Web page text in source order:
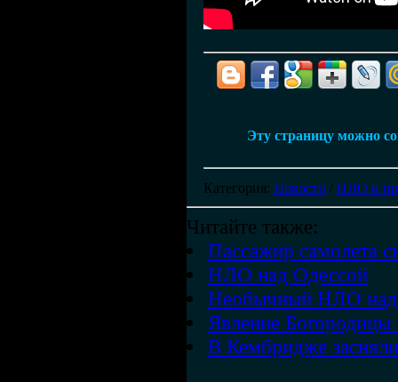
Эту страницу можно
Категория: Новости / НЛО и
Читайте также:
Пассажир самолета
НЛО над Одессой
Необычный НЛО над
Явление
В Кембридже